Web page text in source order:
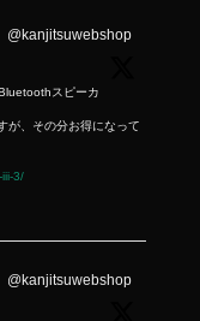
@kanjitsuwebshop
スピーカ
が、その分お得になって
3/
@kanjitsuwebshop